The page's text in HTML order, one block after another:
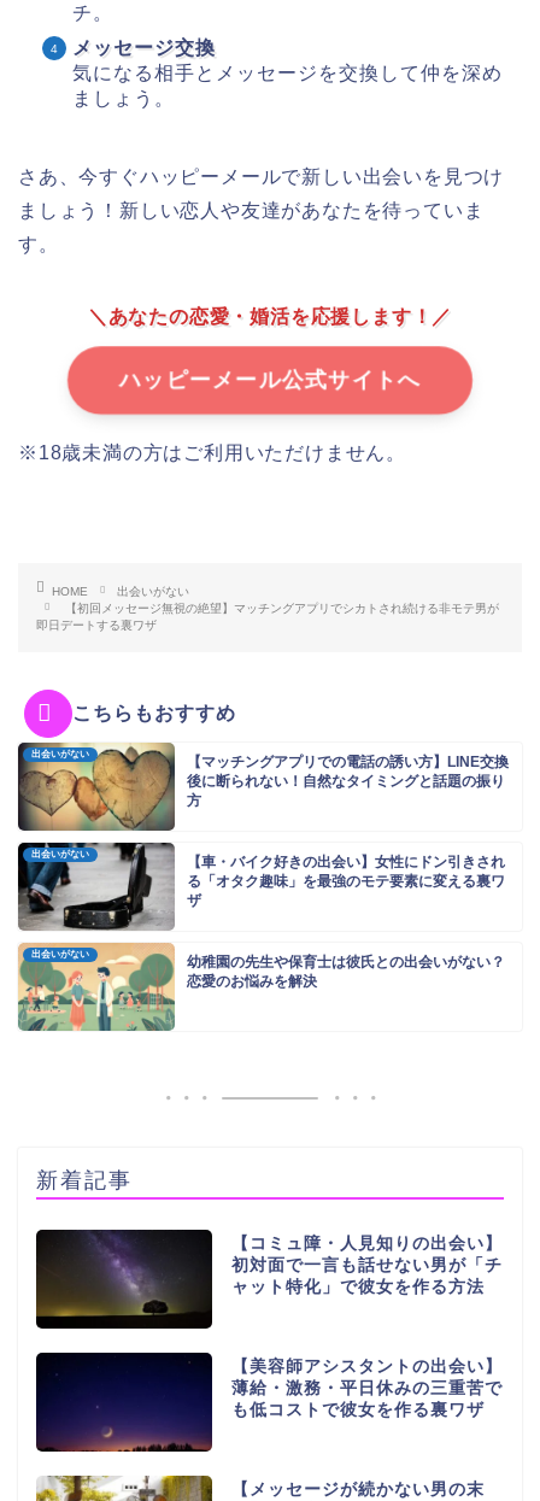
チ。
メッセージ交換
気になる相手とメッセージを交換して仲を深め
ましょう。
さあ、今すぐハッピーメールで新しい出会いを見つけ
ましょう！新しい恋人や友達があなたを待っていま
す。
＼あなたの恋愛・婚活を応援します！／
ハッピーメール公式サイトへ
※18歳未満の方はご利用いただけません。
HOME
出会いがない
【初回メッセージ無視の絶望】マッチングアプリでシカトされ続ける非モテ男が
即日デートする裏ワザ
こちらもおすすめ
出会いがない
【マッチングアプリでの電話の誘い方】LINE交換
後に断られない！自然なタイミングと話題の振り
方
出会いがない
【車・バイク好きの出会い】女性にドン引きされ
る「オタク趣味」を最強のモテ要素に変える裏ワ
ザ
出会いがない
幼稚園の先生や保育士は彼氏との出会いがない？
恋愛のお悩みを解決
新着記事
【コミュ障・人見知りの出会い】
初対面で一言も話せない男が「チ
ャット特化」で彼女を作る方法
【美容師アシスタントの出会い】
薄給・激務・平日休みの三重苦で
も低コストで彼女を作る裏ワザ
【メッセージが続かない男の末